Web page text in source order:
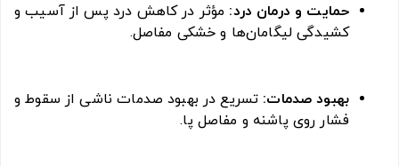
حمایت و درمان درد: مؤثر درکاهش درد پس ازآسیب و
کشیدگی لیگامان‌ها و خشکی مفاصل.
بهبود صدمات: تسریع در بهبود صدمات ناشی از سقوط و
فشار رویپاشنه و مفاصلپا.